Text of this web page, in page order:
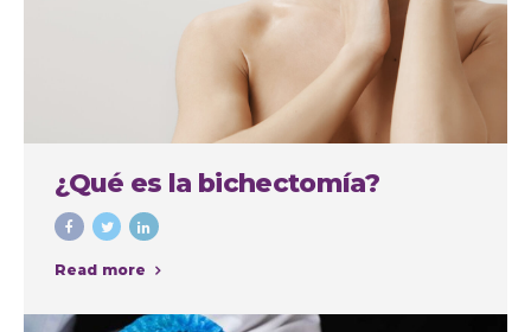
¿Qué es la bichectomía?
Read more